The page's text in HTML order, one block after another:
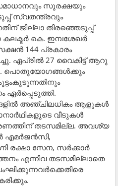
സുരക്ഷയും
സ്വതന്ത്രവും
ജില്ലാ തിരഞ്ഞെടുപ്പ്
കെ. ഇമ്പശേഖര്‍
144 പ്രകാരം
ഏപ്രില്‍ 27 വൈകിട്ട് ആറു
പൊതുയോഗങ്ങള്‍ക്കും
ഏര്‍പ്പെടുത്തി.
അഞ്ചിലധികം ആളുകള്‍
വീടുകള്‍
തടസമില്ല. അവശ്യ
എമര്‍ജന്‍സി,
രക്ഷാ സേന, സര്‍ക്കാര്‍
എന്നിവ തടസമില്ലാതെ